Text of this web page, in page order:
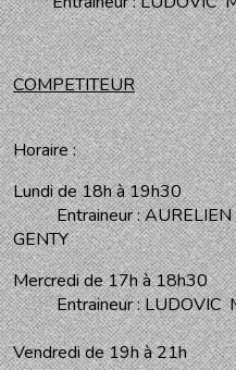
COMPETITEUR
Horaire :
Lundi de 18h à 19h30
Entraineur : AURELIEN
GENTY
Mercredi de 17h à 18h30
Entraineur : LUDOVIC
Vendredi de 19h à 21h